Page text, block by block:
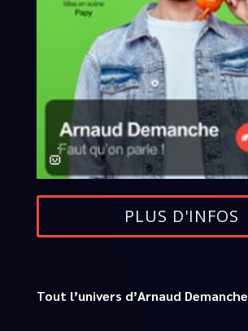
PLUS D'INFOS
Tout l’univers d’Arnaud Demanche